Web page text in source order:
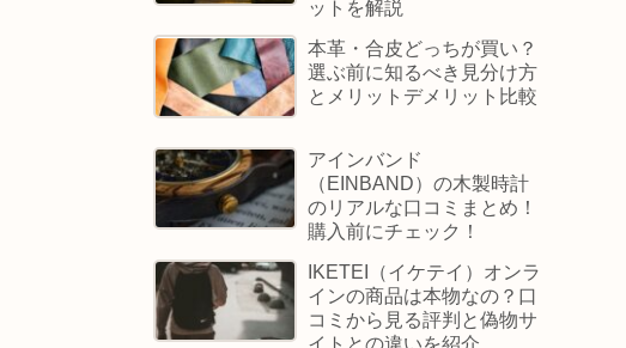
ットを解説
本革・合皮どっちが買い？
選ぶ前に知るべき見分け方
とメリットデメリット比較
アインバンド
（EINBAND）の木製時計
のリアルな口コミまとめ！
購入前にチェック！
IKETEI（イケテイ）オンラ
インの商品は本物なの？口
コミから見る評判と偽物サ
イトとの違いを紹介